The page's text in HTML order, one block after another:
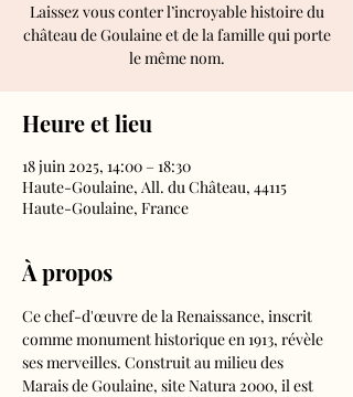
Laissez vous conter l’incroyable histoire du
château de Goulaine et de la famille qui porte
le même nom.
Heure et lieu
18 juin 2025, 14:00 – 18:30
Haute-Goulaine, All. du Château, 44115
Haute-Goulaine, France
À propos
Ce chef-d'œuvre de la Renaissance, inscrit
comme monument historique en 1913, révèle
ses merveilles. Construit au milieu des
Marais de Goulaine, site Natura 2000, il est